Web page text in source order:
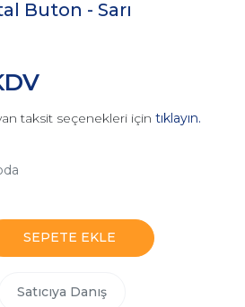
Buton - Sarı
taksit seçenekleri için tıklayın.
SEPETE EKLE
Satıcıya Danış